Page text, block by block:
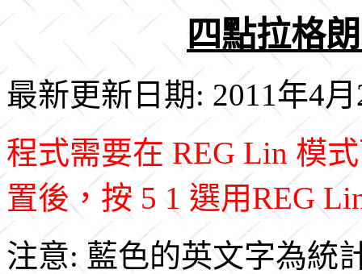
四點拉格
最新更新日期: 2011年4
程式需要在 REG Lin 模
置後，按 5 1 選用REG
注意: 藍色的英文字為統